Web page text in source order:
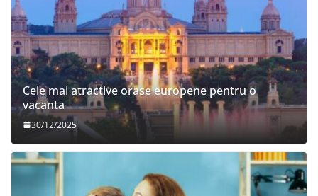
Cele mai atractive orase europene pentru o
vacanta
30/12/2025